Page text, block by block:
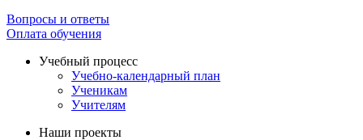
Вопросы и ответы
Оплата обучения
Учебный процесс
Учебно-календарный план
Ученикам
Учителям
Наши проекты